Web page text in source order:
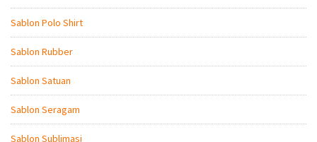
Sablon Polo Shirt
Sablon Rubber
Sablon Satuan
Sablon Seragam
Sablon Sublimasi